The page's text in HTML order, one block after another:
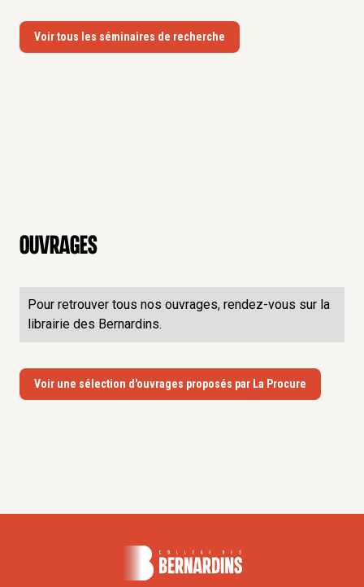
Voir tous les séminaires de recherche
Ouvrages
Pour retrouver tous nos ouvrages, rendez-vous sur la
librairie des Bernardins.
Voir une sélection d'ouvrages proposés par La Procure